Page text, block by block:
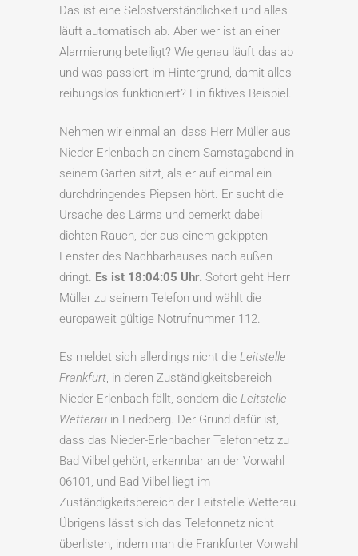
Das ist eine Selbstverständlichkeit und alles
läuft automatisch ab. Aber wer ist an einer
Alarmierung beteiligt? Wie genau läuft das ab
und was passiert im Hintergrund, damit alles
reibungslos funktioniert? Ein fiktives Beispiel.
Nehmen wir einmal an, dass Herr Müller aus
Nieder-Erlenbach an einem Samstagabend in
seinem Garten sitzt, als er auf einmal ein
durchdringendes Piepsen hört. Er sucht die
Ursache des Lärms und bemerkt dabei
dichten Rauch, der aus einem gekippten
Fenster des Nachbarhauses nach außen
dringt. Es ist 18:04:05 Uhr. Sofort geht Herr
Müller zu seinem Telefon und wählt die
europaweit gültige Notrufnummer 112.
Es meldet sich allerdings nicht die Leitstelle
Frankfurt, in deren Zuständigkeitsbereich
Nieder-Erlenbach fällt, sondern die Leitstelle
Wetterau in Friedberg. Der Grund dafür ist,
dass das Nieder-Erlenbacher Telefonnetz zu
Bad Vilbel gehört, erkennbar an der Vorwahl
06101, und Bad Vilbel liegt im
Zuständigkeitsbereich der Leitstelle Wetterau.
Übrigens lässt sich das Telefonnetz nicht
überlisten, indem man die Frankfurter Vorwahl